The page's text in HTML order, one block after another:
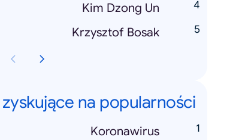
Kim Dzong Un
Krzysztof Bosak
na popularności
Koronawirus